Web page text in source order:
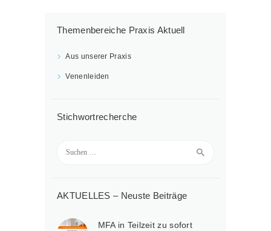
Themenbereiche Praxis Aktuell
Aus unserer Praxis
Venenleiden
Stichwortrecherche
nach:
AKTUELLES – Neuste Beiträge
MFA in Teilzeit zu sofort